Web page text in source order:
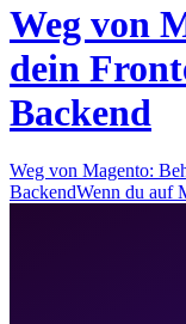
Weg von
dein
Backend
Weg von Magento:
BackendWenn du auf